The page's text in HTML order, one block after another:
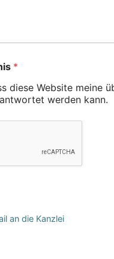
*
diese Website meine
werden kann.
an die Kanzlei